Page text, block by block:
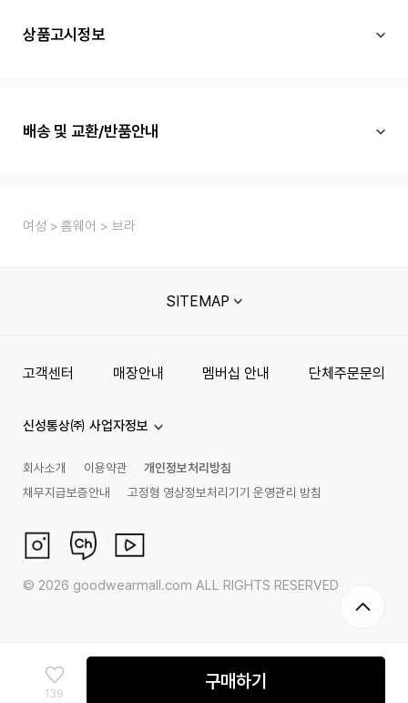
상품고시정보
배송 및 교환/반품안내
여성 홈웨어 브라
139
구매하기
SITEMAP
고객센터 매장안내 멤버십 안내 단체주문문의
신성통상㈜ 사업자정보
회사소개 이용약관
개인정보처리방침
채무지급보증안내
고정형 영상정보처리기기 운영관리 방침
© 2026 goodwearmall.com ALL RIGHTS RESERVED